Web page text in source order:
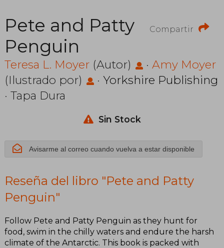
Compartir
Pete and Patty
Penguin
Teresa L. Moyer (Autor) · Amy Moyer
(Ilustrado por)
· Yorkshire Publishing
· Tapa Dura
Sin Stock
Avisarme al correo cuando vuelva a estar disponible
Reseña del libro "Pete and Patty
Penguin"
Follow Pete and Patty Penguin as they hunt for
food, swim in the chilly waters and endure the harsh
climate of the Antarctic. This book is packed with